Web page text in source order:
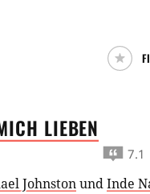
LIEBEN
7.1
JohnstonundInde